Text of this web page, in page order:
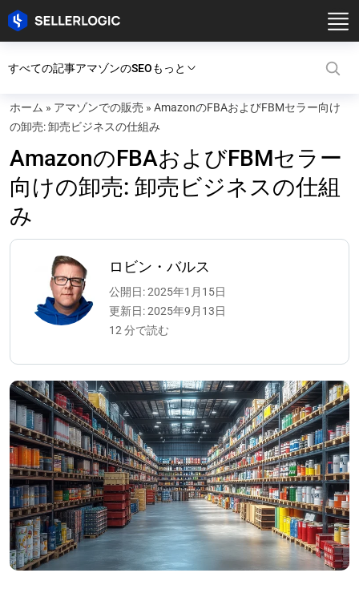
すべての記事アマゾンのSEOもっと
ホーム » アマゾンでの販売 » AmazonのFBAおよびFBMセラー向け
の卸売: 卸売ビジネスの仕組み
AmazonのFBAおよびFBMセラー
向けの卸売: 卸売ビジネスの仕組
み
ロビン・バルス
公開日: 2025年1月15日
更新日: 2025年9月13日
12 分で読む